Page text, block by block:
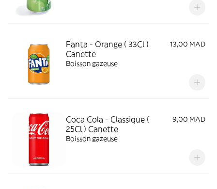
Fanta - Orange ( 33Cl )
Canette
13,00 MAD
Boisson gazeuse
Coca Cola - Classique (
25Cl ) Canette
9,00 MAD
Boisson gazeuse